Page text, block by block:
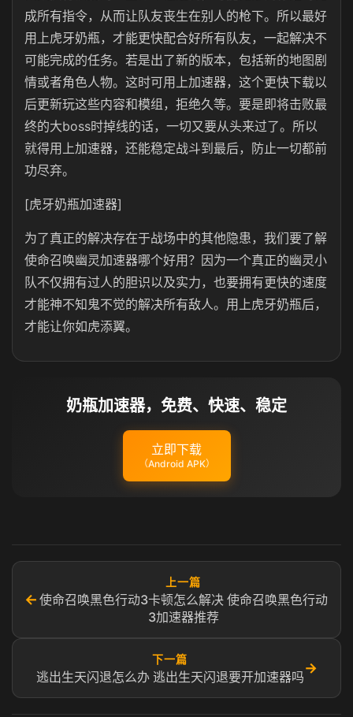
成所有指令，从而让队友丧生在别人的枪下。所以最好
用上虎牙奶瓶，才能更快配合好所有队友，一起解决不
可能完成的任务。若是出了新的版本，包括新的地图剧
情或者角色人物。这时可用上加速器，这个更快下载以
后更新玩这些内容和模组，拒绝久等。要是即将击败最
终的大boss时掉线的话，一切又要从头来过了。所以
就得用上加速器，还能稳定战斗到最后，防止一切都前
功尽弃。
[虎牙奶瓶加速器]
为了真正的解决存在于战场中的其他隐患，我们要了解
使命召唤幽灵加速器哪个好用？因为一个真正的幽灵小
队不仅拥有过人的胆识以及实力，也要拥有更快的速度
才能神不知鬼不觉的解决所有敌人。用上虎牙奶瓶后，
才能让你如虎添翼。
奶瓶加速器，免费、快速、稳定
立即下载
（Android APK）
←
上一篇
使命召唤黑色行动3卡顿怎么解决 使命召唤黑色行动
3加速器推荐
下一篇
逃出生天闪退怎么办 逃出生天闪退要开加速器吗
→